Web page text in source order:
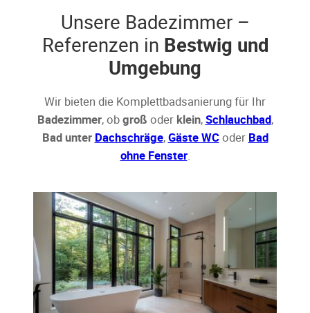
Unsere Badezimmer –
Referenzen in Bestwig und
Umgebung
Wir bieten die Komplettbadsanierung für Ihr
Badezimmer, obgroß oder klein,Schlauchbad,
Bad unter Dachschräge,Gäste WCoder Bad
ohne Fenster.